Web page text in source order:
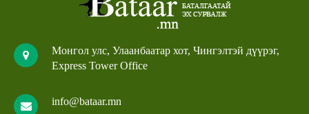
Монгол улс, Улаанбаатар хот, Чингэлтэй дүүрэг,
Express Tower Office
info@bataar.mn